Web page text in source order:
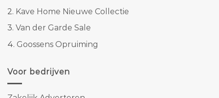
2. Kave Home Nieuwe Collectie
3. Van der Garde Sale
4. Goossens Opruiming
Voor bedrijven